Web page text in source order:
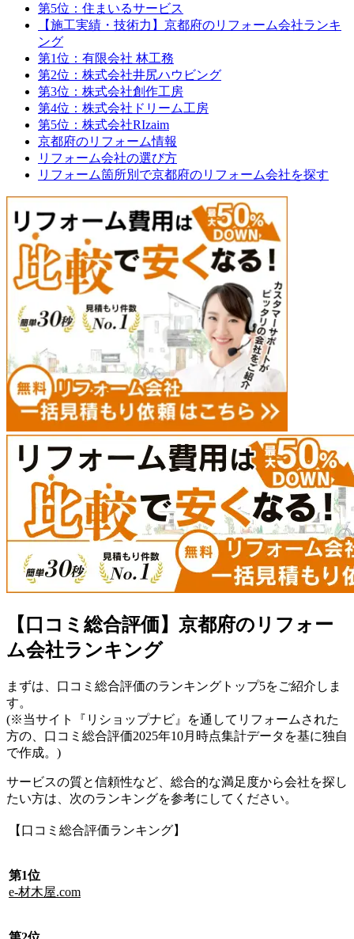
第5位：住まいるサービス
【施工実績・技術力】京都府のリフォーム会社ランキ
ング
第1位：有限会社 林工務
第2位：株式会社井尻ハウビング
第3位：株式会社創作工房
第4位：株式会社ドリーム工房
第5位：株式会社RIzaim
京都府のリフォーム情報
リフォーム会社の選び方
リフォーム箇所別で京都府のリフォーム会社を探す
【口コミ総合評価】京都府のリフォー
ム会社ランキング
まずは、口コミ総合評価のランキングトップ5をご紹介しま
す。
(※当サイト『リショップナビ』を通してリフォームされた
方の、口コミ総合評価2025年10月時点集計データを基に独自
で作成。)
サービスの質と信頼性など、総合的な満足度から会社を探し
たい方は、次のランキングを参考にしてください。
【口コミ総合評価ランキング】
第1位
e-材木屋.com